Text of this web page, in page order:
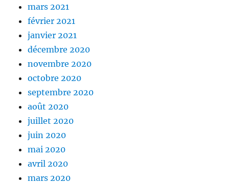
mars 2021
février 2021
janvier 2021
décembre 2020
novembre 2020
octobre 2020
septembre 2020
août 2020
juillet 2020
juin 2020
mai 2020
avril 2020
mars 2020